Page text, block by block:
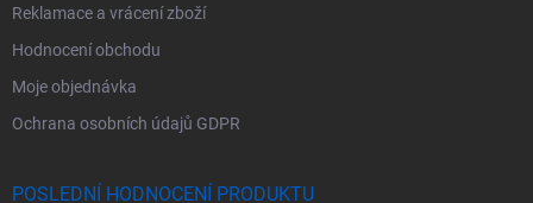
Reklamace a vrácení zboží
Hodnocení obchodu
Moje objednávka
Ochrana osobních údajů GDPR
POSLEDNÍ HODNOCENÍ PRODUKTU